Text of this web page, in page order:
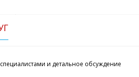
и детальное обсуждение